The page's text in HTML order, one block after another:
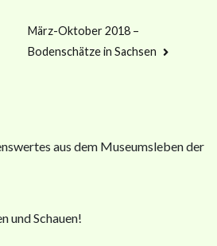
März-Oktober 2018 –
Bodenschätze in Sachsen
aus dem Museumsleben der
und Schauen!